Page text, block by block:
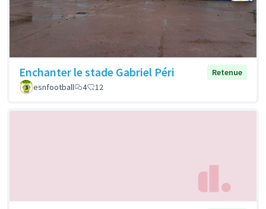
Enchanter le stade Gabriel Péri
Retenue
esnfootball
4 12